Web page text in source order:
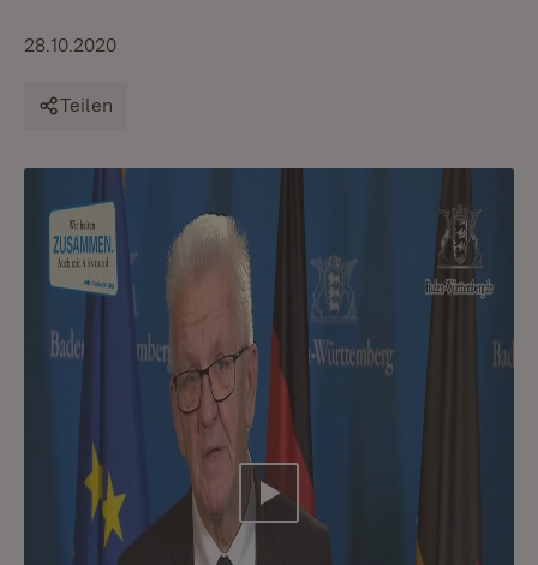
28.10.2020
Teilen
Video abspielen